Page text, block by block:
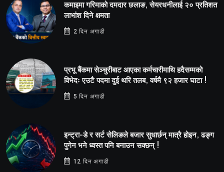
कमाइमा गरिमाको दमदार छलाङ, सेयरधनीलाई २० प्रतिशत
लाभांश दिने क्षमता
2 दिन अगाडी
प्रभू बैंकमा सेञ्चुरीबाट आएका कर्मचारीमाथि हदैसम्मको
विभेदः एउटै पदमा दुई थरि तलब, वर्षमै ९२ हजार घाटा !
5 दिन अगाडी
इन्ट्रा-डे र सर्ट सेलिङले बजार सुधार्छन् मात्रै होइन, ढङ्ग
पुगेन भने ध्वस्त पनि बनाउन सक्छन् !
12 दिन अगाडी